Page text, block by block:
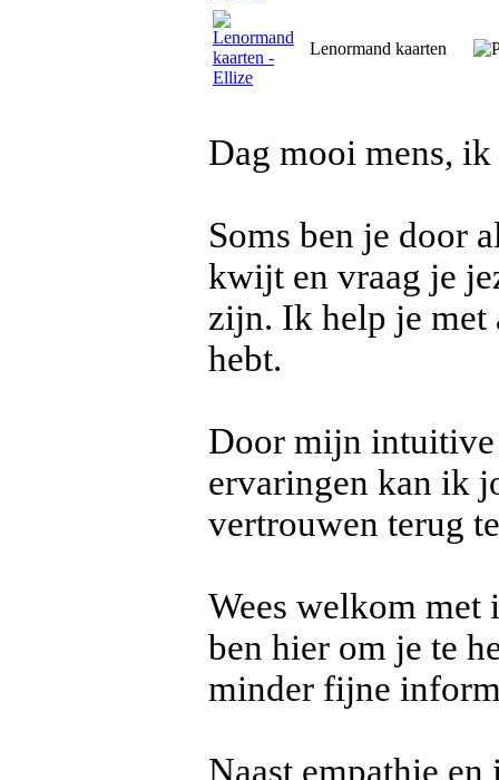
Lenormand kaarten
Dag mooi mens,
Soms ben je door
kwijt en vraag je
zijn. Ik help je
hebt.
Door mijn intuitive
ervaringen kan ik
vertrouwen terug
Wees welkom met
ben hier om je te
minder fijne
Naast empathie